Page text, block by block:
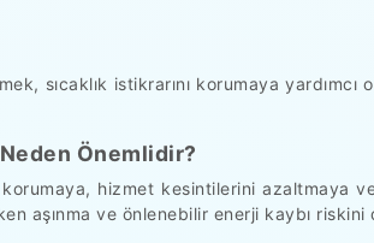
sıcaklık istikrarını korumaya
Önemlidir?
hizmet kesintilerini azaltmaya
aşınma ve önlenebilir enerji kaybı riskini